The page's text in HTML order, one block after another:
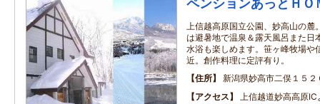
ペンションあっとＨＯ
上信越高原国立公園、妙高山の麓
は避暑地で温泉＆露天風呂また
水浴も楽しめます。笹ヶ峰牧場や
近。創作料理に定評有り。
住所
新潟県妙高市二俣１５２
アクセス
上信越道妙高高原